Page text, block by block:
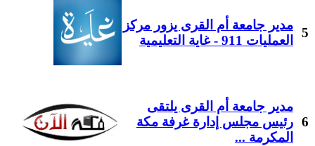
5
مدير جامعة أم القرى يزور مركز
العمليات 911 - غاية التعليمية
6
مدير جامعة أم القرى يلتقى
رئيس مجلس إدارة غرفة مكة
المكرمة ...